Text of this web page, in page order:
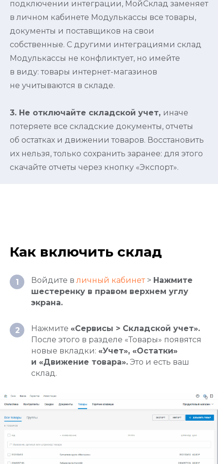
подключении интеграции, МойСклад заменяет
в личном кабинете Модулькассы все товары,
документы и поставщиков на свои
собственные. С другими интеграциями склад
Модулькассы не конфликтует, но имейте
в виду: товары интернет-магазинов
не учитываются в складе.
3. Не отключайте складской учет, иначе
потеряете все складские документы, отчеты
об остатках и движении товаров. Восстановить
их нельзя, только сохранить заранее: для этого
скачайте отчеты через кнопку «Экспорт».
Как включить склад
1 Войдите вличный кабинет> Нажмите
шестеренку в правом верхнем углу
экрана.
2 Нажмите «Сервисы > Складской учет».
После этого в разделе «Товары» появятся
новые вкладки: «Учет», «Остатки»
и «Движение товара». Это и есть ваш
склад.